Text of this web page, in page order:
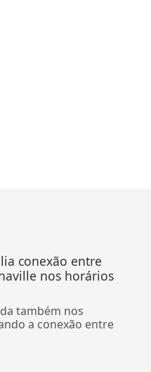
conexão entre
nos horários
também nos
a conexão entre